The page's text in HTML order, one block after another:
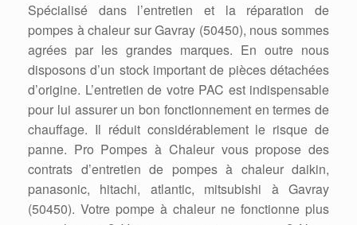
Spécialisé dans l’entretien et la réparation de
pompes à chaleur sur Gavray (50450), nous sommes
agrées par les grandes marques. En outre nous
disposons d’un stock important de pièces détachées
d’origine. L’entretien de votre PAC est indispensable
pour lui assurer un bon fonctionnement en termes de
chauffage. Il réduit considérablement le risque de
panne. Pro Pompes à Chaleur vous propose des
contrats d’entretien de pompes à chaleur daikin,
panasonic, hitachi, atlantic, mitsubishi à Gavray
(50450). Votre pompe à chaleur ne fonctionne plus